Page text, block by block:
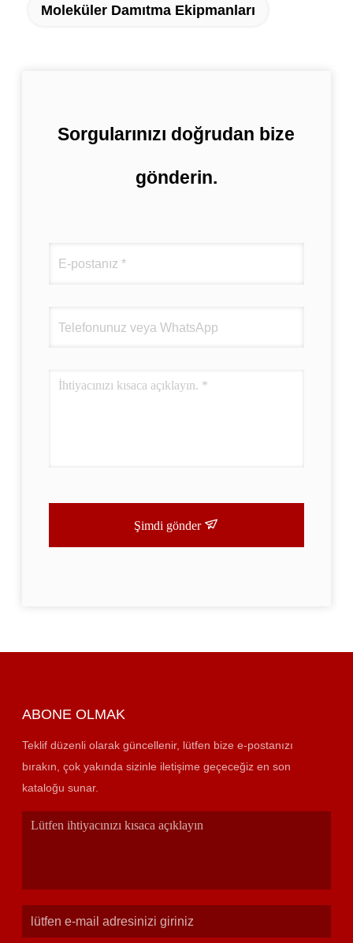
Moleküler Damıtma Ekipmanları
Sorgularınızı doğrudan bize
gönderin.
Şimdi gönder
ABONE OLMAK
Teklif düzenli olarak güncellenir, lütfen bize e-postanızı
bırakın, çok yakında sizinle iletişime geçeceğiz en son
kataloğu sunar.